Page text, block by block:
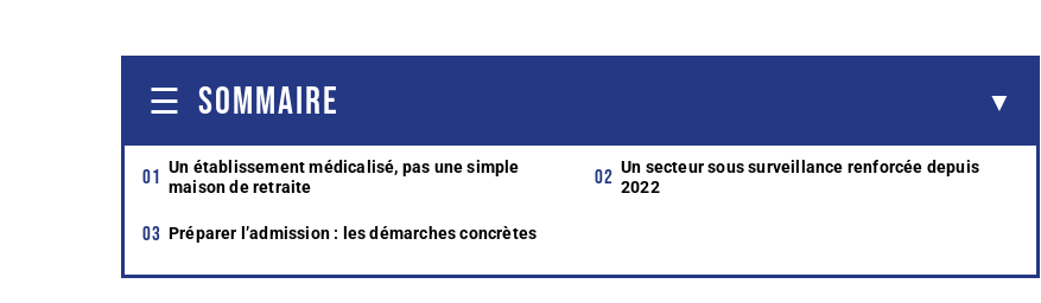
SOMMAIRE
Un établissement médicalisé, pas une simple
maison de retraite
Un secteur sous surveillance renforcée depuis
2022
Préparer l’admission : les démarches concrètes